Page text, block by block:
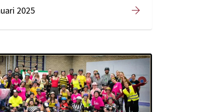
2025